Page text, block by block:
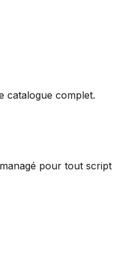
catalogue complet.
pour tout script